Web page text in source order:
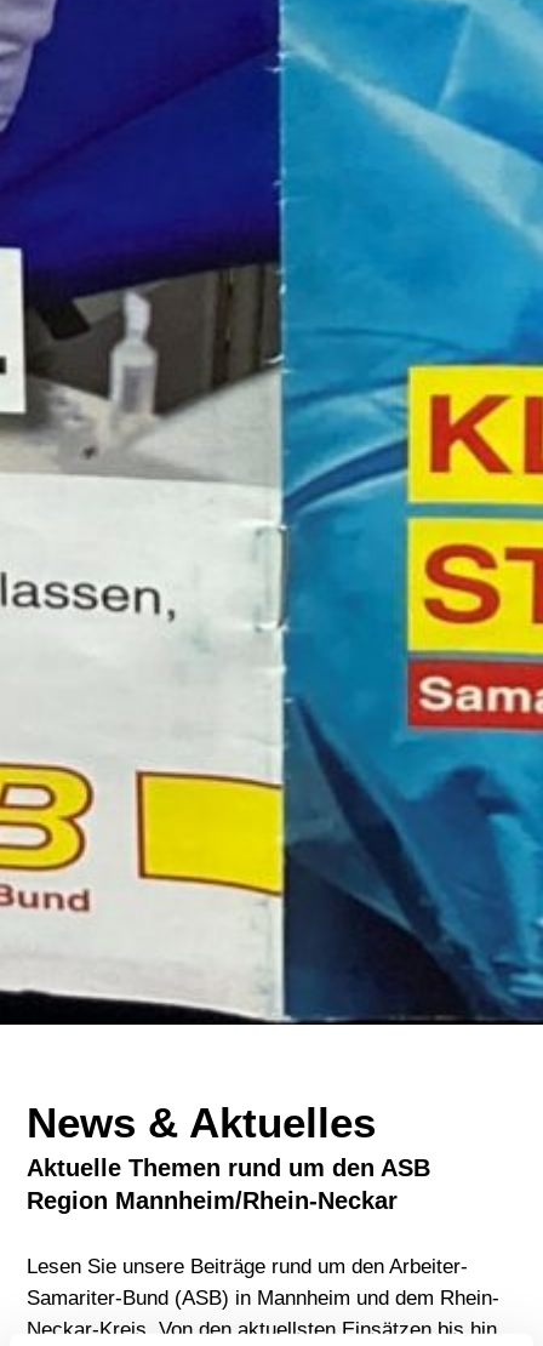
News & Aktuelles
Aktuelle Themen rund um den ASB
Region Mannheim/Rhein-Neckar
Lesen Sie unsere Beiträge rund um den Arbeiter-
Samariter-Bund (ASB) in Mannheim und dem Rhein-
Neckar-Kreis. Von den aktuellsten Einsätzen bis hin